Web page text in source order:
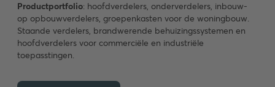
Productportfolio: hoofdverdelers, onderverdelers, inbouw-
op opbouwverdelers, groepenkasten voor de woningbouw.
Staande verdelers, brandwerende behuizingssystemen en
hoofdverdelers voor commerciële en industriële
toepasstingen.